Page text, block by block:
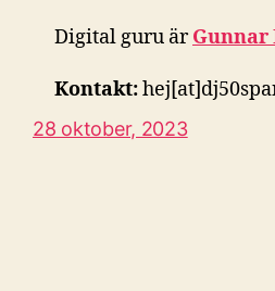
Digital guru ärGunnar
Kontakt:
28 oktober, 2023